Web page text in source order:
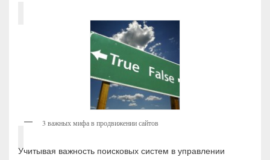
3 важных мифа в продвижении сайтов
Учитывая важность поисковых систем в управлении